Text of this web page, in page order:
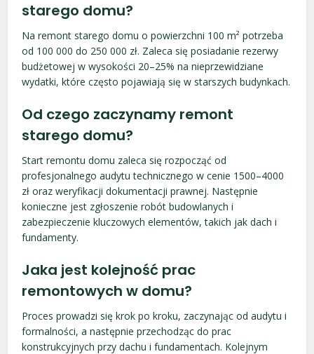
starego domu?
Na remont starego domu o powierzchni 100 m² potrzeba
od 100 000 do 250 000 zł. Zaleca się posiadanie rezerwy
budżetowej w wysokości 20–25% na nieprzewidziane
wydatki, które często pojawiają się w starszych budynkach.
Od czego zaczynamy remont
starego domu?
Start remontu domu zaleca się rozpocząć od
profesjonalnego audytu technicznego w cenie 1500–4000
zł oraz weryfikacji dokumentacji prawnej. Następnie
konieczne jest zgłoszenie robót budowlanych i
zabezpieczenie kluczowych elementów, takich jak dach i
fundamenty.
Jaka jest kolejność prac
remontowych w domu?
Proces prowadzi się krok po kroku, zaczynając od audytu i
formalności, a następnie przechodząc do prac
konstrukcyjnych przy dachu i fundamentach. Kolejnym